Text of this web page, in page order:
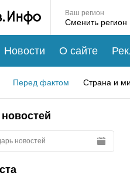
Ваш регион
Новости О сайте
Перед фактом Страна и
новостей